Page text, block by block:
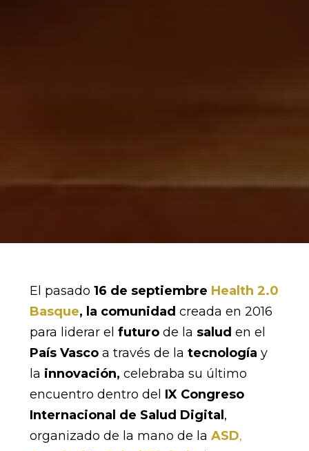
El pasado 16 de septiembre Health 2.0
Basque, la comunidad creada en 2016
para liderar el futurode la salud en el
País Vasco a través de la tecnología y
la innovación, celebraba su último
encuentro dentro del IX Congreso
Internacional de Salud Digital,
organizado de la mano de la ASD,